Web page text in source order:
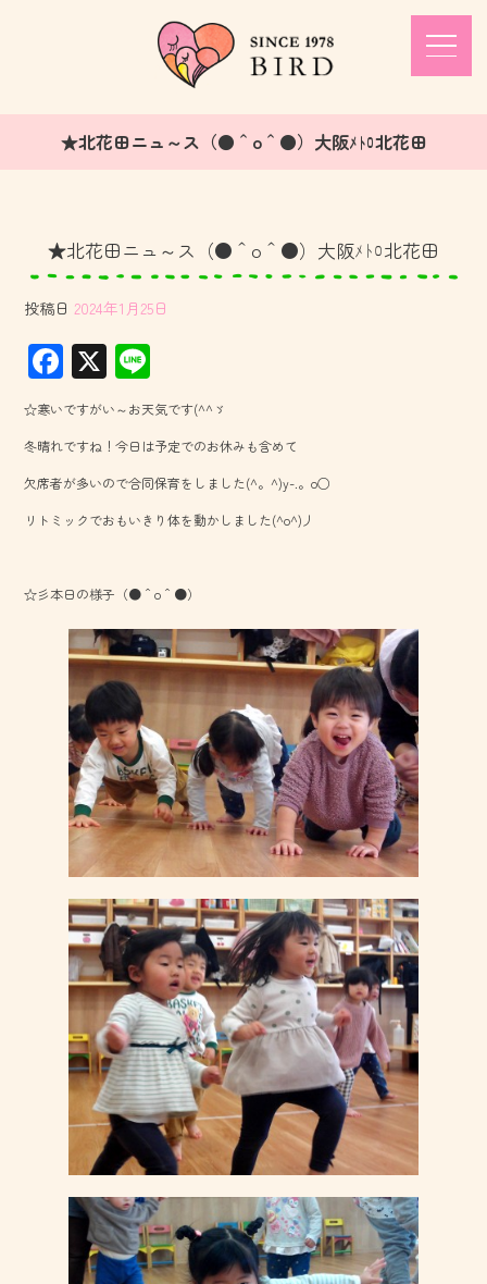
★北花田ニュ～ス（●＾o＾●）大阪ﾒﾄﾛ北花田
★北花田ニュ～ス（●＾o＾●）大阪ﾒﾄﾛ北花田
投稿日 2024年1月25日
F
ac
e
b
o
ok
X
ne
☆寒いですがい～お天気です(^^ゞ
冬晴れですね！今日は予定でのお休みも含めて
欠席者が多いので合同保育をしました(^。^)y-.。o○
リトミックでおもいきり体を動かしました(^o^)丿
☆彡本日の様子（●＾o＾●）